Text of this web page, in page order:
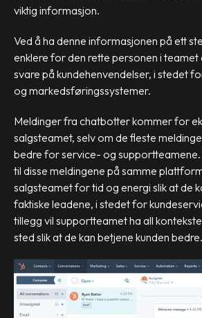
viktig informasjon.
Ved å ha denne informasjonen på ett
enklere for den rette personen i teamet
svare på kundehenvendelser, i stedet
og markedsføringssystemer.
Meldinger fra chatbotter kommer for
salgsteamet, selv om de fleste
bedre for service- og supportteamene.
til disse meldingene på samme
salgsteamet for tid og energi slik at de
faktiske leadene, i stedet for
tillegg vil supportteamet ha all
sted slik at de kan betjene kunden bedre.